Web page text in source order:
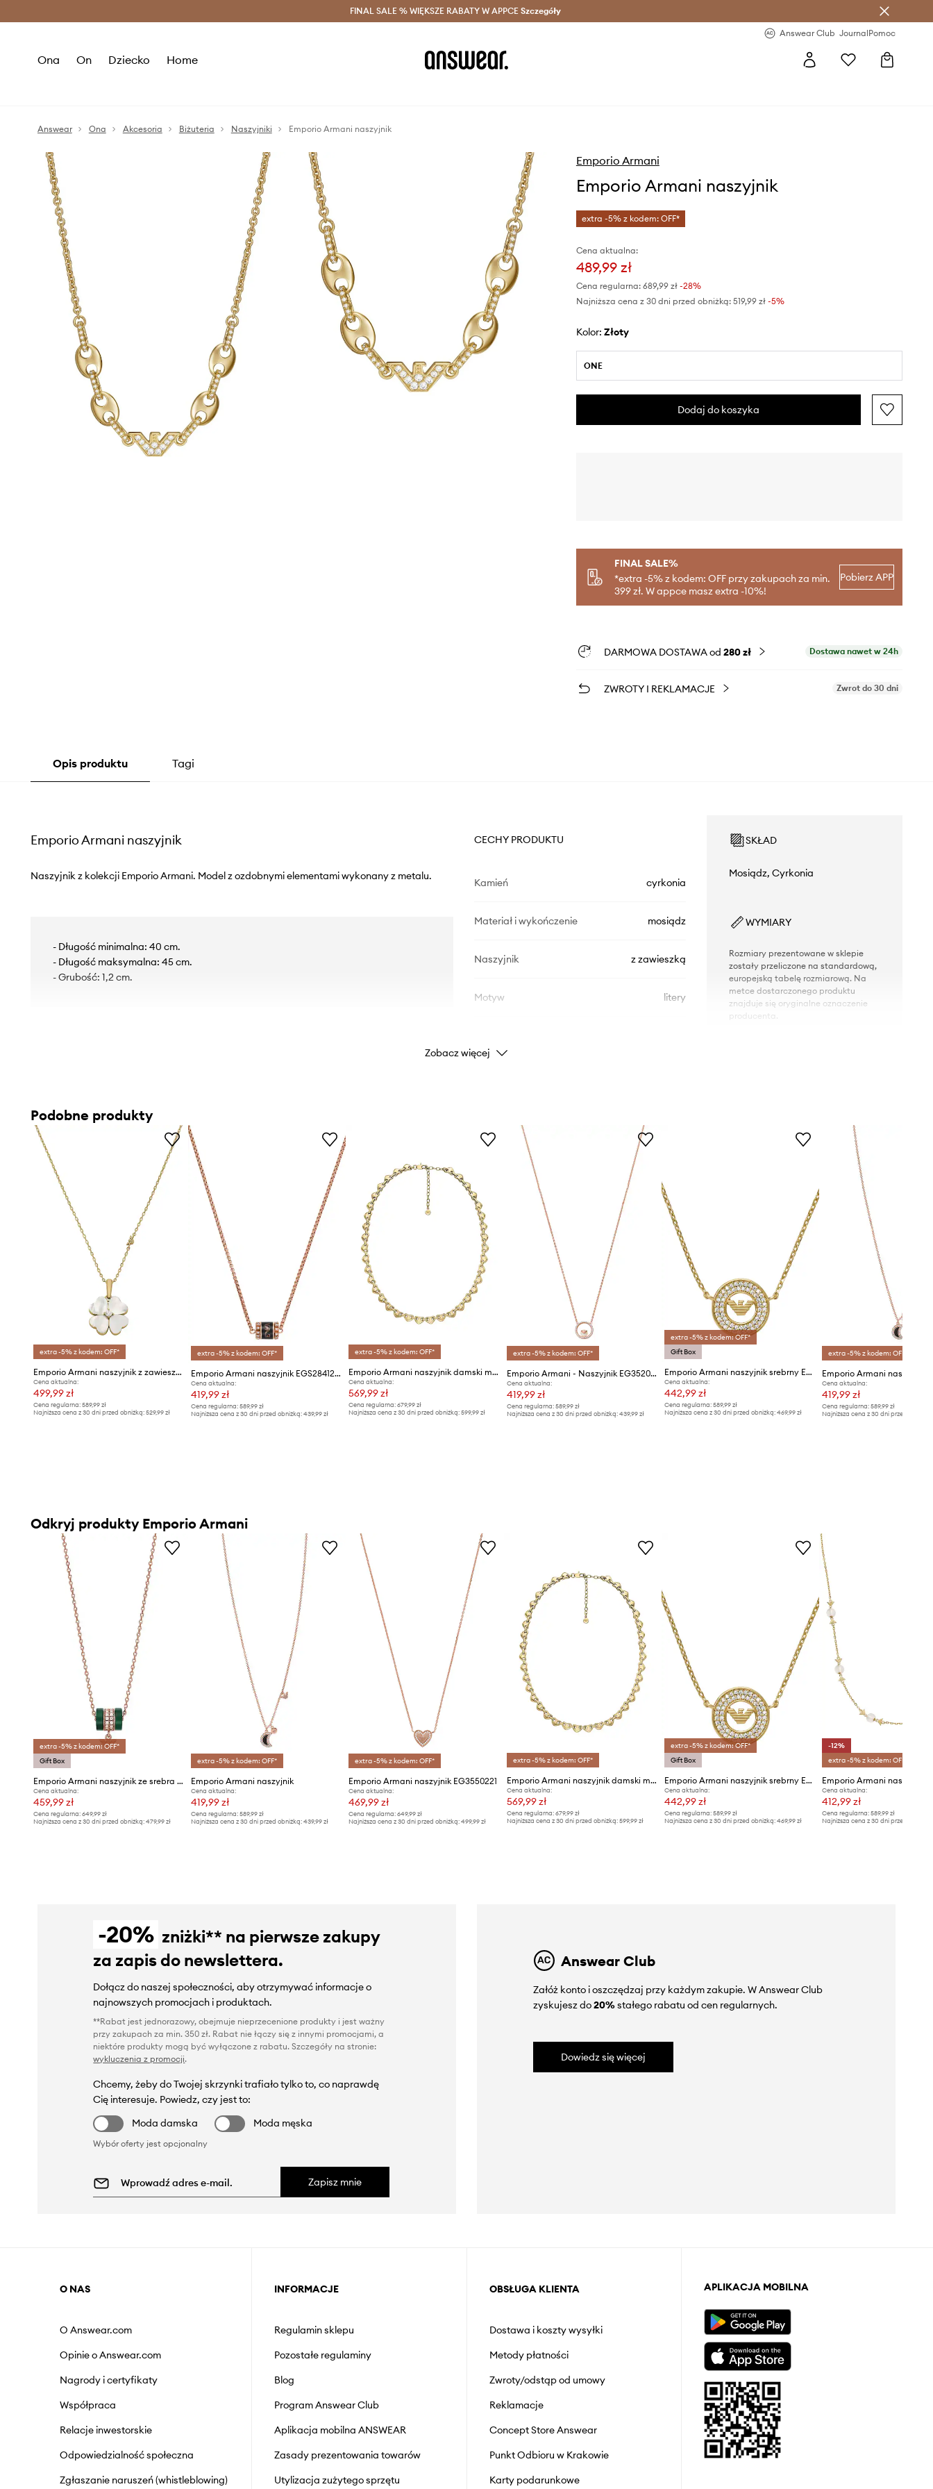
Oszczędzaj z Answear Club > Dostawa nawet w 24h >
FINAL SALE % WIĘKSZE RABATY W APPCE Szczegóły
Answear Club JournalPomoc
Ona On Dziecko Home
Answear Ona Akcesoria Biżuteria Naszyjniki Emporio Armani naszyjnik
Emporio Armani
Emporio Armani naszyjnik
extra -5% z kodem: OFF*
Cena aktualna:
489,99 zł
Cena regularna: 689,99 zł-28%
Najniższa cena z 30 dni przed obniżką: 519,99 zł -5%
Kolor: złoty
ONE
Dodaj do koszyka
FINAL SALE%
*extra -5% z kodem: OFF przy zakupach za min.
399 zł. W appce masz extra -10%!
Pobierz APP
DARMOWA DOSTAWA od 280 zł Dostawa nawet w 24h
ZWROTY I REKLAMACJE Zwrot do 30 dni
Opis produktu Tagi
Emporio Armani naszyjnik
Naszyjnik z kolekcji Emporio Armani. Model z ozdobnymi elementami wykonany z metalu.
- Długość minimalna: 40 cm.
- Długość maksymalna: 45 cm.
- Grubość: 1,2 cm.
CECHY PRODUKTU
Kamień cyrkonia
Materiał i wykończenie mosiądz
Naszyjnik z zawieszką
Motyw litery
DANE PRODUKTU
Kolor producenta
Marka Emporio Armani
ID Produktu
SKŁAD
Mosiądz, Cyrkonia
WYMIARY
Rozmiary prezentowane w sklepie
zostały przeliczone na standardową,
europejską tabelę rozmiarową. Na
metce dostarczonego produktu
znajduje się oryginalne oznaczenie
producenta.
Zobacz więcej
Podobne produkty
extra -5% z kodem: OFF*
Emporio Armani naszyjnik z zawieszką damski mosiężny z perłami Sentimental
Cena aktualna:
499,99 zł
Cena regularna: 589,99 zł
Najniższa cena z 30 dni przed obniżką: 529,99 zł
extra -5% z kodem: OFF*
Emporio Armani naszyjnik EGS2841221
Cena aktualna:
419,99 zł
Cena regularna:589,99 zł
Najniższa cena z 30 dni przed obniżką:439,99 zł
extra -5% z kodem: OFF*
Emporio Armani naszyjnik damski mosiężny Sentimental
Cena aktualna:
569,99 zł
Cena regularna: 679,99 zł
Najniższa cena z 30 dni przed obniżką: 599,99 zł
extra -5% z kodem: OFF*
Emporio Armani - Naszyjnik EG3520221
Cena aktualna:
419,99 zł
Cena regularna: 589,99 zł
Najniższa cena z 30 dni przed obniżką: 439,99 zł
extra -5% z kodem: OFF*
Gift Box
Emporio Armani naszyjnik srebrny EAGLE LOGO
Cena aktualna:
442,99 zł
Cena regularna:589,99 zł
Najniższa cena z 30 dni przed obniżką:469,99 zł
extra -5% z kodem: OFF*
Emporio Armani naszyjnik
Cena aktualna:
419,99 zł
Cena regularna: 589,99 zł
Najniższa cena z 30 dni przed obniżką:
Odkryj produkty Emporio Armani
extra -5% z kodem: OFF*
Gift Box
Emporio Armani naszyjnik ze srebra pokrytego złotem
Cena aktualna:
459,99 zł
Cena regularna: 649,99 zł
Najniższa cena z 30 dni przed obniżką: 479,99 zł
extra -5% z kodem: OFF*
Emporio Armani naszyjnik
Cena aktualna:
419,99 zł
Cena regularna:589,99 zł
Najniższa cena z 30 dni przed obniżką:439,99 zł
extra -5% z kodem: OFF*
Emporio Armani naszyjnik EG3550221
Cena aktualna:
469,99 zł
Cena regularna: 649,99 zł
Najniższa cena z 30 dni przed obniżką: 499,99 zł
extra -5% z kodem: OFF*
Emporio Armani naszyjnik damski mosiężny Sentimental
Cena aktualna:
569,99 zł
Cena regularna: 679,99 zł
Najniższa cena z 30 dni przed obniżką: 599,99 zł
extra -5% z kodem: OFF*
Gift Box
Emporio Armani naszyjnik srebrny EAGLE LOGO
Cena aktualna:
442,99 zł
Cena regularna:589,99 zł
Najniższa cena z 30 dni przed obniżką:469,99 zł
-12%
extra -5% z kodem: OFF*
Cena aktualna:
412,99 zł
Cena regularna: 589,99 zł
Najniższa cena z 30 dni przed obniżką:
-20% zniżki** na pierwsze zakupy
za zapis do newslettera.
Dołącz do naszej społeczności, aby otrzymywać informacje o
najnowszych promocjach i produktach.
**Rabat jest jednorazowy, obejmuje nieprzecenione produkty i jest ważny
przy zakupach za min. 350 zł. Rabat nie łączy się z innymi promocjami, a
niektóre produkty mogą być wyłączone z rabatu. Szczegóły na stronie:
wykluczenia z promocji.
Chcemy, żeby do Twojej skrzynki trafiało tylko to, co naprawdę
Cię interesuje. Powiedz, czy jest to:
Moda damska
Moda męska
Wybór oferty jest opcjonalny
Zapisz mnie
Answear Club
Załóż konto i oszczędzaj przy każdym zakupie. W Answear Club
zyskujesz do20%stałego rabatu od cen regularnych.
Dowiedz się więcej
O NAS
O Answear.com
Opinie o Answear.com
Nagrody i certyfikaty
Współpraca
Relacje inwestorskie
Odpowiedzialność społeczna
Zgłaszanie naruszeń (whistleblowing)
INFORMACJE
Regulamin sklepu
Pozostałe regulaminy
Blog
Program Answear Club
Aplikacja mobilna ANSWEAR
Zasady prezentowania towarów
Utylizacja zużytego sprzętu
OBSŁUGA KLIENTA
Dostawa i koszty wysyłki
Metody płatności
Zwroty/odstąp od umowy
Reklamacje
Concept Store Answear
Punkt Odbioru w Krakowie
Karty podarunkowe
APLIKACJA MOBILNA